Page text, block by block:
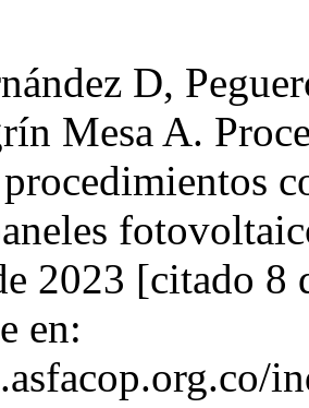
D,
Mesa A.
2023 [citado
en: